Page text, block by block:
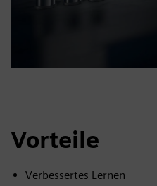
Vorteile
Verbessertes Lernen